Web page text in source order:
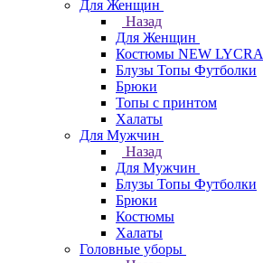
Для Женщин
Назад
Для Женщин
Костюмы NEW LYCRA
Блузы Топы Футболки
Брюки
Топы с принтом
Халаты
Для Мужчин
Назад
Для Мужчин
Блузы Топы Футболки
Брюки
Костюмы
Халаты
Головные уборы